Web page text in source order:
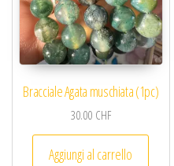
Bracciale Agata muschiata (1pc)
30.00 CHF
Aggiungi al carrello